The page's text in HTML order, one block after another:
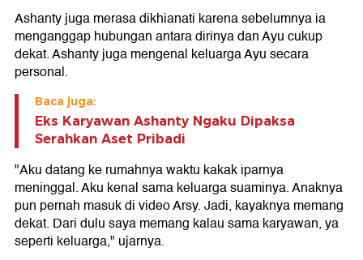
Ashanty juga merasa dikhianati karena sebelumnya ia
menganggap hubungan antara dirinya dan Ayu cukup
dekat. Ashanty juga mengenal keluarga Ayu secara
personal.
Baca juga:
Eks Karyawan Ashanty Ngaku Dipaksa
Serahkan Aset Pribadi
"Aku datang ke rumahnya waktu kakak iparnya
meninggal. Aku kenal sama keluarga suaminya. Anaknya
pun pernah masuk di video Arsy. Jadi, kayaknya memang
dekat. Dari dulu saya memang kalau sama karyawan, ya
seperti keluarga," ujarnya.